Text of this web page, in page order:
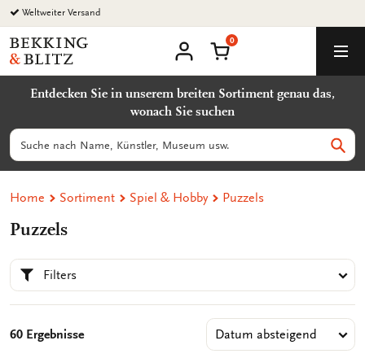
Zurück
zum
Inhalt
Weltweiter Versand
Bekking
&
Uitgevers
Warenkorb
0
Entdecken Sie in unserem breiten Sortiment genau das,
wonach Sie suchen
Suchen
Home Sortiment Spiel & Hobby Puzzels
Puzzels
Filters
60 Ergebnisse